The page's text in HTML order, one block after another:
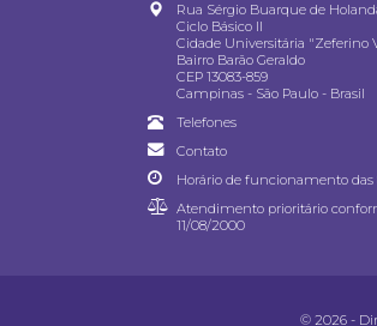
Rua Sérgio Buarque de
Ciclo Básico II
Cidade Universitária "Zeferino
Bairro Barão Geraldo
CEP 13083-859
Campinas - São Paulo - Brasil
Telefones
Contato
Horário de funcionamento
Atendimento prioritário
11/08/2000
© 2026 -